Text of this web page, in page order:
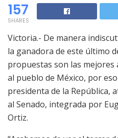
157
SHARES
Victoria.- De manera
la ganadora de este último
propuestas son las
al pueblo de México, por
presidenta de la República,
al Senado, integrada por
Ortiz.